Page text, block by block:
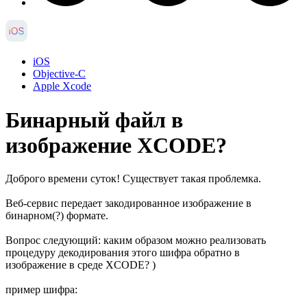
iOS
Objective-C
Apple Xcode
Бинарный файл в
изображение XCODE?
Доброго времени суток! Существует такая проблемка.
Веб-сервис передает закодированное изображение в
бинарном(?) формате.
Вопрос следующий: каким образом можно реализовать
процедуру декодирования этого шифра обратно в
изображение в среде XCODE? )
пример шифра: